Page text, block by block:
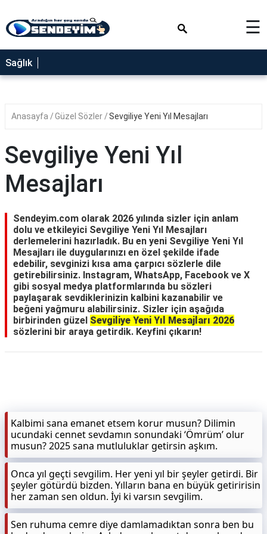
SAĞLIK
NEDİR
YEMEK
RÜYA
TABİRLERİ
GEZİLECEK
BLOG
☰
Sağlık
Anasayfa Güzel Sözler Sevgiliye Yeni Yıl Mesajları
Sevgiliye Yeni Yıl
Mesajları
Sendeyim.com olarak 2026 yılında sizler için anlam
dolu ve etkileyici Sevgiliye Yeni Yıl Mesajları
derlemelerini hazırladık. Bu en yeni Sevgiliye Yeni Yıl
Mesajları ile duygularınızı en özel şekilde ifade
edebilir, sevginizi kısa ama çarpıcı sözlerle dile
getirebilirsiniz. Instagram, WhatsApp, Facebook ve X
gibi sosyal medya platformlarında bu sözleri
paylaşarak sevdiklerinizin kalbini kazanabilir ve
beğeni yağmuru alabilirsiniz. Sizler için aşağıda
birbirinden güzel Sevgiliye Yeni Yıl Mesajları 2026
sözlerini bir araya getirdik. Keyfini çıkarın!
Kalbimi sana emanet etsem korur musun? Dilimin
ucundaki cennet sevdamın sonundaki ‘Ömrüm’ olur
musun? 2025 sana mutluluklar getirsin aşkım.
Onca yıl geçti sevgilim. Her yeni yıl bir şeyler getirdi. Bir
şeyler götürdü bizden. Yılların bana en büyük getiririsin
her zaman sen oldun. İyi ki varsın sevgilim.
Sen ruhuma cemre diye damlamadıktan sonra ben bu